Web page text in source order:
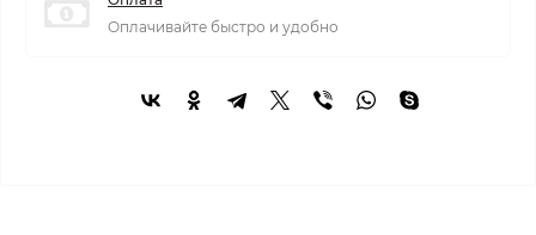
Оплачивайте быстро и удобно